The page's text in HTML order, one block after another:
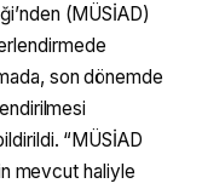
(MÜSİAD)
son dönemde
“MÜSİAD
mevcut haliyle